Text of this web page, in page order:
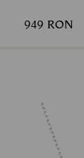
949 RON